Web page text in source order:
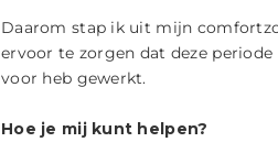
Daarom stap ik uit mijn
ervoor te zorgen dat deze
voor heb gewerkt.
Hoe je mij kunt helpen?